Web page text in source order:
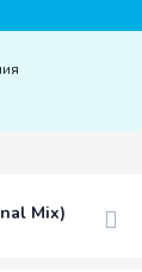
Mix)